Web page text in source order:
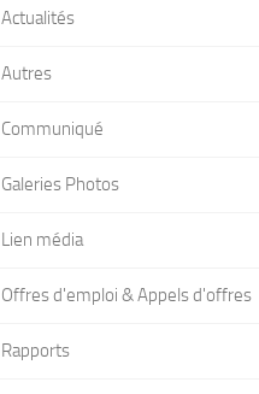
Actualités
Autres
Communiqué
Galeries Photos
Lien média
Offres d'emploi & Appels d'offres
Rapports